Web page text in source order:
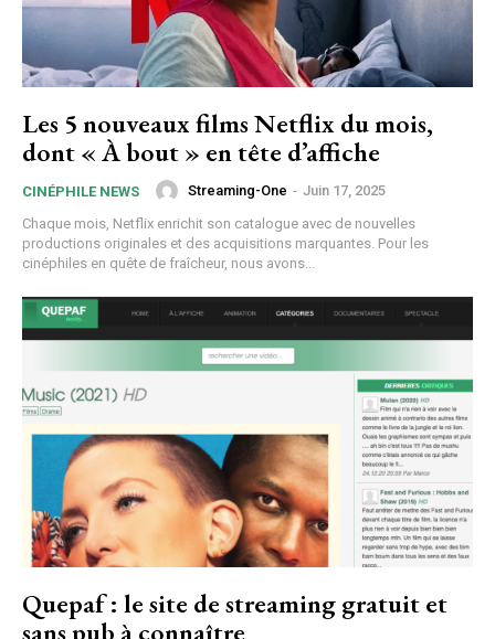
Les 5 nouveaux films Netflix du mois,
dont « À bout » en tête d’affiche
CINÉPHILE NEWS Streaming-One - Juin 17, 2025
Chaque mois, Netflix enrichit son catalogue avec de nouvelles
productions originales et des acquisitions marquantes. Pour les
cinéphiles en quête de fraîcheur, nous avons...
Quepaf : le site de streaming gratuit et
sans pub à connaître